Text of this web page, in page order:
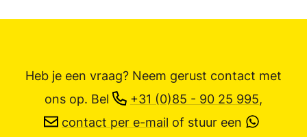
Heb je een vraag? Neem gerust contact met
ons op. Bel +31 (0)85 - 90 25 995,
contact per e-mail of stuur een